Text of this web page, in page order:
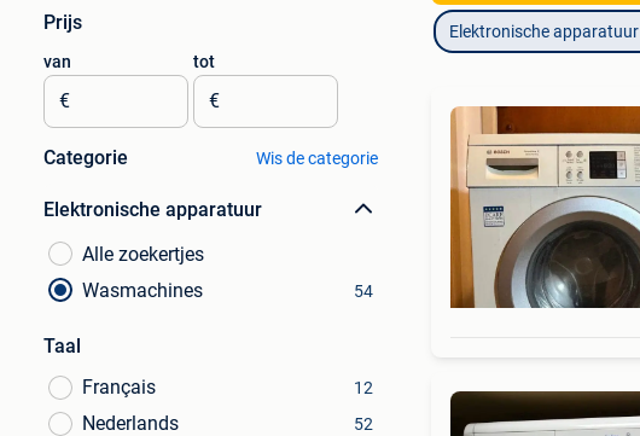
Prijs
van
€
tot
€
Categorie Wis de categorie
Elektronische apparatuur
Alle zoekertjes
Wasmachines
54
Taal
Français
12
Nederlands 52
Elektronische apparatuur